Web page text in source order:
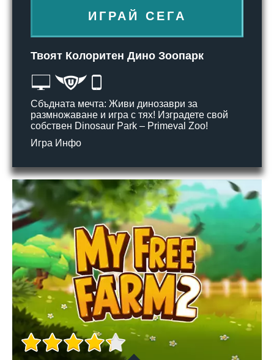
ИГРАЙ СЕГА
Твоят Колоритен Дино Зоопарк
Сбъдната мечта: Живи динозаври за
размножаване и игра с тях! Изградете свой
собствен Dinosaur Park – Primeval Zoo!
Игра Инфо